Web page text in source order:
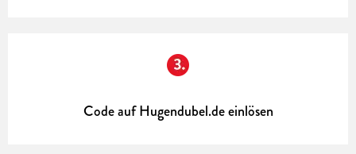
Code auf Hugendubel.de einlösen